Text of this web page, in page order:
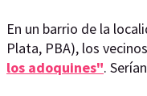
En un barrio de la
Plata, PBA), los
los adoquines".